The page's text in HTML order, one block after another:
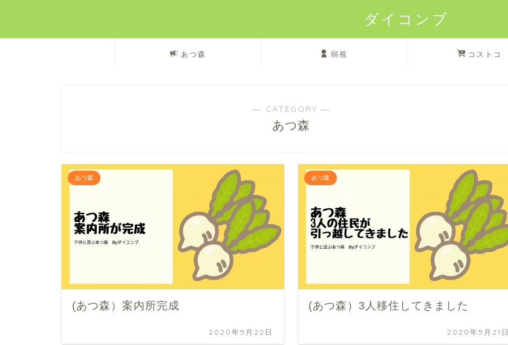
ダイコンブ
あつ森 弱視 コストコ
― CATEGORY ―
あつ森
あつ森
(あつ森）案内所完成
2020年5月22日
あつ森
(あつ森）3人移住してきました
2020年5月21日